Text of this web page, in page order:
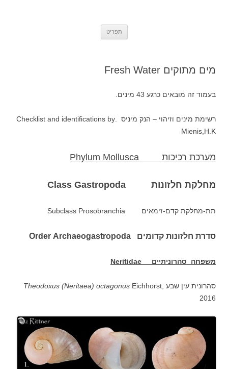
Site
תפריט
מים מתוקים Fresh Water
בעמוד זה מובאים כרגע 43 מינים.
רשימת מינים וזיהוי – הנק מיניס .Checklist and identifications by
Mienis,H.K
מערכת רכיכות Phylum Mollusca
מחלקת חלזונות Class Gastropoda
תת-מחלקת קדם-זימאים Subclass Prosobranchia
סדרת חלזונות קדומים Order Archaeogastropoda
משפחה סהרוניתיים Neritidae
סהרונית עין שבע Theodoxus (Neritaea) octagonus Eichhorst,
2016